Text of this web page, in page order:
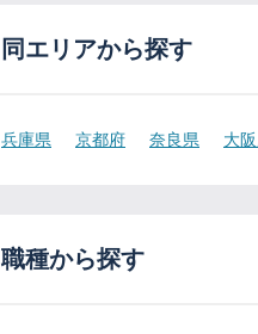
同エリアから探す
兵庫県 京都府 奈良県 大
職種から探す